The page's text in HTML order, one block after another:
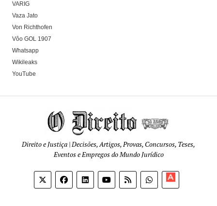
VARIG
Vaza Jato
Von Richthofen
Vôo GOL 1907
Whatsapp
Wikileaks
YouTube
Direito e Justiça | Decisões, Artigos, Provas, Concursos, Teses,
Eventos e Empregos do Mundo Jurídico